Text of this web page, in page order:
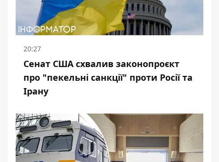
20:27
Сенат США схвалив законопроєкт
про "пекельні санкції" проти Росії та
Ірану